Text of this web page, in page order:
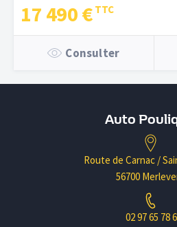
17 490 €
Consulter
Auto
Route de Carnac /
56700
02 97 65 78